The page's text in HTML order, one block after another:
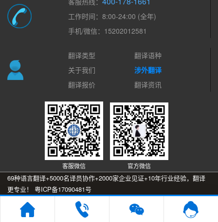

工作时间：8:00-24:00 (全年)
手机/微信：15202012581
翻译类型
翻译语种
关于我们
涉外翻译
翻译报价
翻译资讯
客服微信 官方微信
69种语言翻译+5000名译员协作+2000家企业见证+10年行业经验，翻译
更专业！ 粤ICP备17090481号